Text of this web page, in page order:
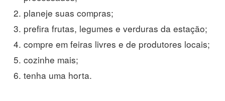
planeje suas compras;
prefira frutas, legumes e verduras da estação;
compre em feiras livres e de produtores locais;
cozinhe mais;
tenha uma horta.